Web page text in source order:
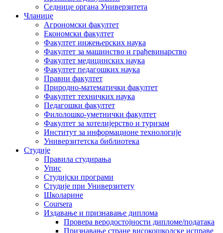
Седнице органа Универзитета
Чланице
Агрономски факултет
Економски факултет
Факултет инжењерских наука
Факултет за машинство и грађевинарство
Факултет медицинских наука
Факултет педагошких наука
Правни факултет
Природно-математички факултет
Факултет техничких наука
Педагошки факултет
Филолошко-уметнички факултет
Факултет за хотелијерство и туризам
Институт за информационе технологије
Универзитетска библиотека
Студије
Правила студирања
Упис
Студијски програми
Студије при Универзитету
Школарине
Coursera
Издавање и признавање диплома
Провера веродостојности дипломе/података
Признавање стране високошколске исправе